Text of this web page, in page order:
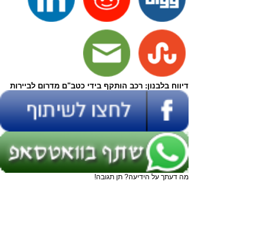
דיווח בלבנון: רכב הותקף בידי כטב"ם מדרום לביירות
מה דעתך על הידיעה? תן תגובה!